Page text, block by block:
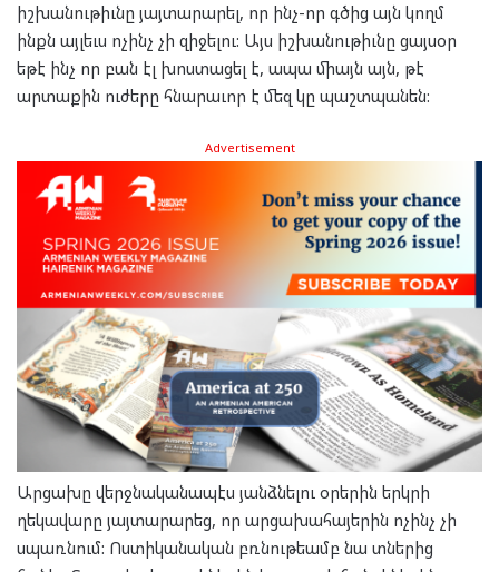
իշխանութիւնը յայտարարել, որ ինչ-որ գծից այն կողմ
ինքն այլեւս ոչինչ չի զիջելու: Այս իշխանութիւնը ցայսօր
եթէ ինչ որ բան էլ խոստացել է, ապա միայն այն, թէ
արտաքին ուժերը հնարաւոր է մեզ կը պաշտպանեն:
Advertisement
Արցախը վերջնականապէս յանձնելու օրերին երկրի
ղեկավարը յայտարարեց, որ արցախահայերին ոչինչ չի
սպառնում: Ոստիկանական բռնութեամբ նա տներից